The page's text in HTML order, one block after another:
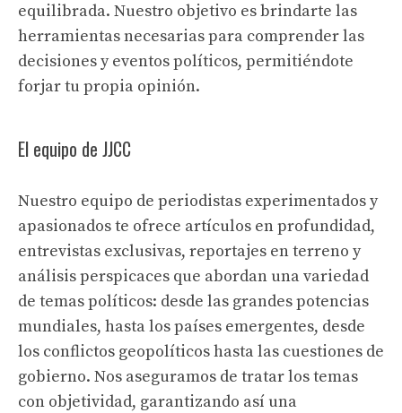
equilibrada. Nuestro objetivo es brindarte las
herramientas necesarias para comprender las
decisiones y eventos políticos, permitiéndote
forjar tu propia opinión.
El equipo de JJCC
Nuestro equipo de periodistas experimentados y
apasionados te ofrece artículos en profundidad,
entrevistas exclusivas, reportajes en terreno y
análisis perspicaces que abordan una variedad
de temas políticos: desde las grandes potencias
mundiales, hasta los países emergentes, desde
los conflictos geopolíticos hasta las cuestiones de
gobierno. Nos aseguramos de tratar los temas
con objetividad, garantizando así una